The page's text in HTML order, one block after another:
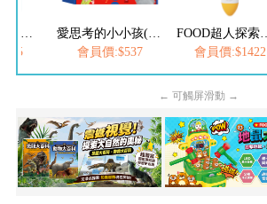
會員價:$537
會員價:$1422
← 可觸屏滑動 →